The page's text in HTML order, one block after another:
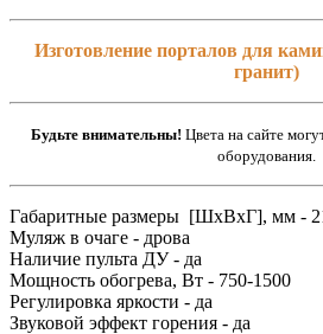
Изготовление порталов для
гранит)
Будьте внимательны! Цвета на сайте
оборудования.
Габаритные размеры [ШxВxГ], мм -
Муляж в очаге - дрова
Наличие пульта ДУ - да
Мощность обогрева, Вт - 750-1500
Регулировка яркости - да
Звуковой эффект горения - да